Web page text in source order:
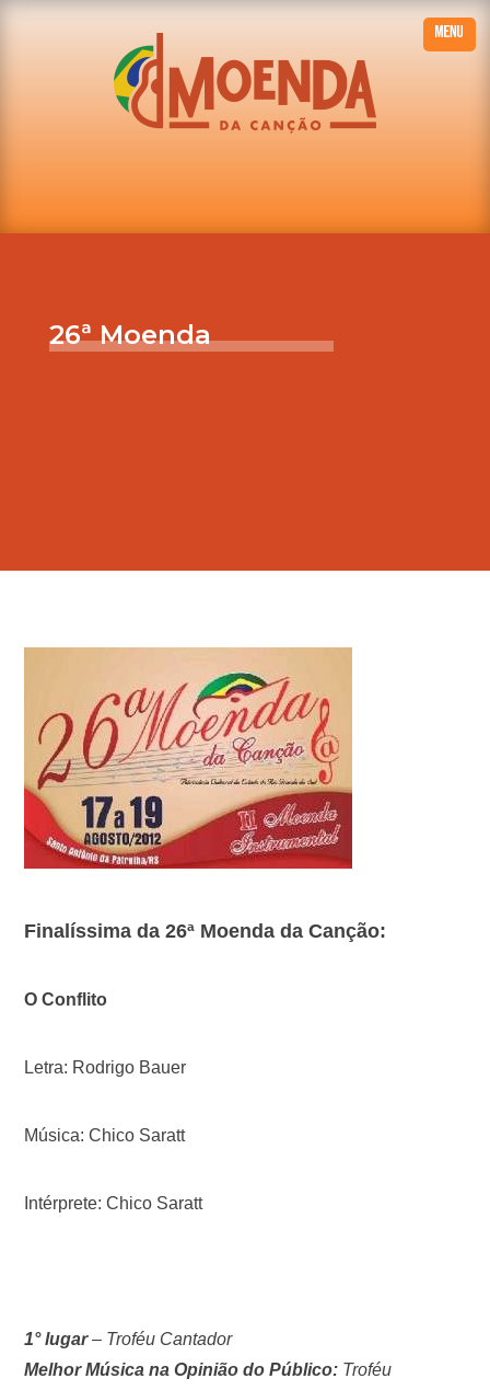
26ª Moenda
Finalíssima da 26ª Moenda da Canção:
O Conflito
Letra: Rodrigo Bauer
Música: Chico Saratt
Intérprete: Chico Saratt
1° lugar– Troféu Cantador
Melhor Música na Opinião do Público: Troféu